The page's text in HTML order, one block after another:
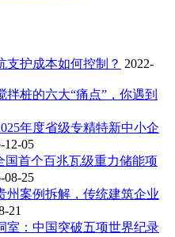
支护成本如何控制？ 2022-
桩的六大“痛点”，你遇到
年度省级专精特新中小企
12-05
国首个百兆瓦级重力储能项
08-25
州案例拆解，传统建筑企业
21
室：中国突破五项世界纪录